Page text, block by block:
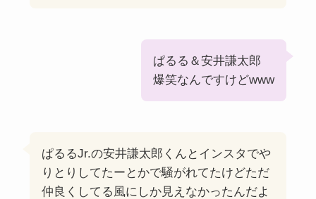
ぱるる＆安井謙太郎
爆笑なんですけどwww
ぱるるJr.の安井謙太郎くんとインスタでや
りとりしてたーとかで騒がれてたけどただ
仲良くしてる風にしか見えなかったんだよ